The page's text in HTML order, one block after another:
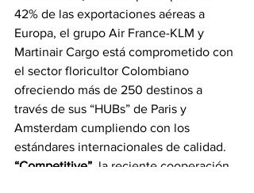
42% de las exportaciones aéreas a
Europa, el grupo Air France-KLM y
Martinair Cargo está comprometido con
el sector floricultor Colombiano
ofreciendo más de 250 destinos a
través de sus “HUBs” de Paris y
Amsterdam cumpliendo con los
estándares internacionales de calidad.
“Competitive”, la reciente cooperación